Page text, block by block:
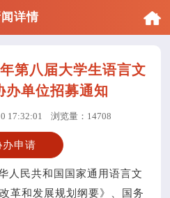
详情
第八届大学生语言文
办单位招募通知
17:32:01 浏览量：14708
办申请
人民共和国国家通用语言文
革和发展规划纲要》、国务